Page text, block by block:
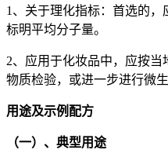
1、关于理化指标：首选的
标明平均分子量。
2、应用于化妆品中，应按
物质检验，或进一步进行微生
用途及示例配方
（一）、典型用途